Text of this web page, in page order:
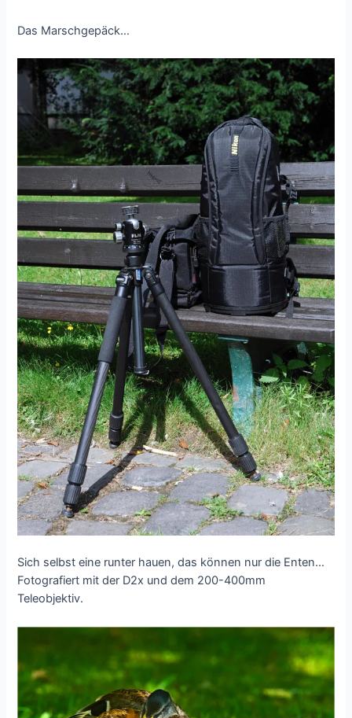
Das Marschgepäck…
Sich selbst eine runter hauen, das können nur die Enten…
Fotografiert mit der D2x und dem 200-400mm
Teleobjektiv.